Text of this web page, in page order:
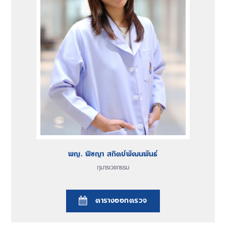
กุมารเวชกรรม
พญ. พิชญา สถิตย์พัฒนพันธ์
ตารางออกตรวจ